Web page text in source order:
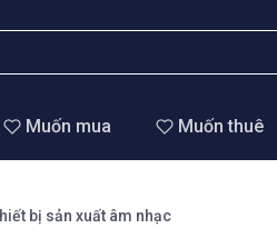
Muốn mua Muốn thuê
bị sản xuất âm nhạc